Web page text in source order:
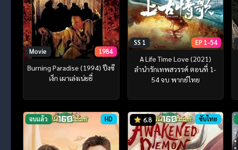
Movie 1984
Burning Paradise (1994) ปึงซี
เง็ก เผาเล่งเน่ยยี่
SS 1 EP 1-54
A Life Time Love (2021)
ลำนำรักเทพสวรรค์ ตอนที่ 1-
54 จบ พากย์ไทย
จบแล้ว HD 6.8 ซับไทย